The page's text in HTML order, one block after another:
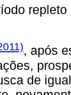
, após
de